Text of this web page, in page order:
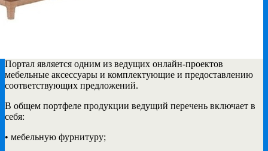
Портал является одним из ведущих онлайн-проектов
мебельные аксессуары и комплектующие и предоставлению
соответствующих предложений.
В общем портфеле продукции ведущий перечень включает в
себя:
• мебельную фурнитуру;